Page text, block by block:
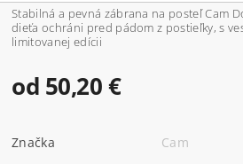
Stabilná a pevná zábrana na posteľ Cam
dieťa ochráni pred pádom z postieľky, s
limitovanej edícii
od 50,20 €
Značka
Cam